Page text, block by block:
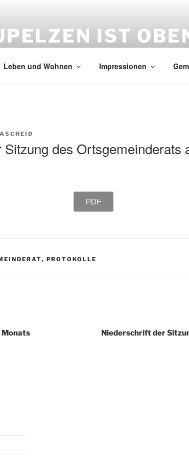
IST
Leben und Wohnen Impressionen
des Ortsgemeinderats
PDF
, PROTOKOLLE
Monats
Niederschrift der